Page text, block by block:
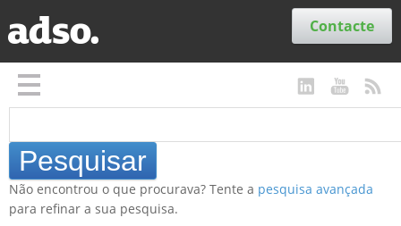
Contacte
Não encontrou o que procurava? Tente a pesquisa avançada
para refinar a sua pesquisa.